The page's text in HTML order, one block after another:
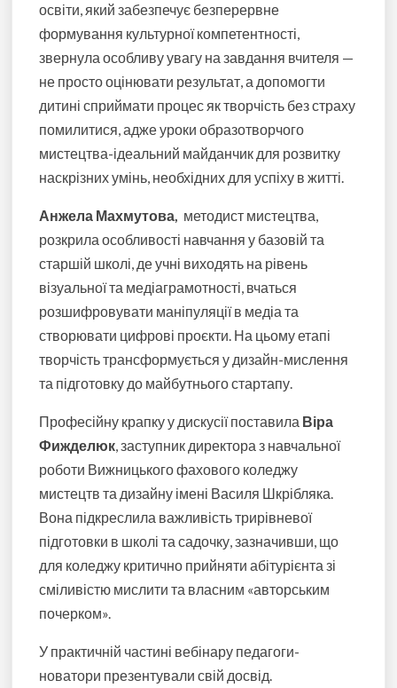
освіти, який забезпечує безперервне
формування культурної компетентності,
звернула особливу увагу на завдання вчителя —
не просто оцінювати результат, а допомогти
дитині сприймати процес як творчість без страху
помилитися, адже уроки образотворчого
мистецтва-ідеальний майданчик для розвитку
наскрізних умінь, необхідних для успіху в житті.
Анжела Махмутова, методист мистецтва,
розкрила особливості навчання у базовій та
старшій школі, де учні виходять на рівень
візуальної та медіаграмотності, вчаться
розшифровувати маніпуляції в медіа та
створювати цифрові проєкти. На цьому етапі
творчість трансформується у дизайн-мислення
та підготовку до майбутнього стартапу.
Професійну крапку у дискусії поставила Віра
Фижделюк, заступник директора з навчальної
роботи Вижницького фахового коледжу
мистецтв та дизайну імені Василя Шкрібляка.
Вона підкреслила важливість трирівневої
підготовки в школі та садочку, зазначивши, що
для коледжу критично прийняти абітурієнта зі
сміливістю мислити та власним «авторським
почерком».
У практичній частині вебінару педагоги-
новатори презентували свій досвід.